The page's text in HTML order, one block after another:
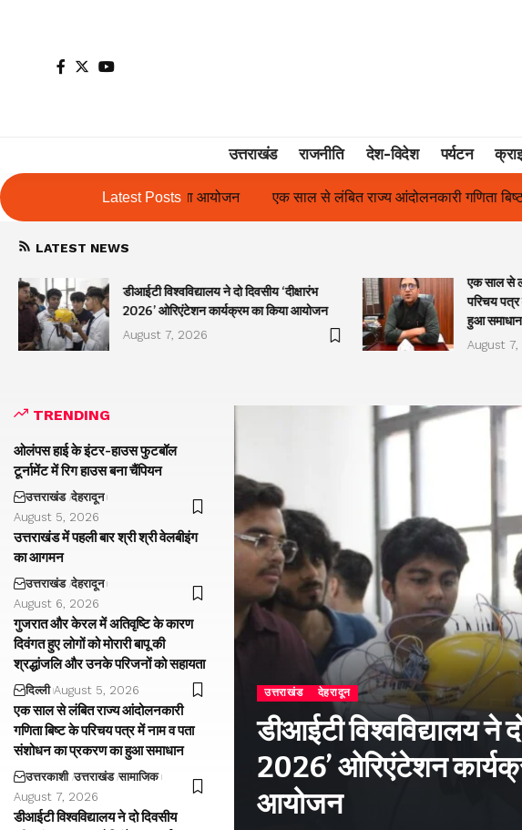
उत्तराखंड राजनीति देश-विदेश पर्यटन
Latest Posts
एक साल से लंबित राज्य आंदोलनकारी गणिता बिष्ट के परिचय पत्र में नाम व पता संशोधन
LATEST NEWS
डीआईटी विश्वविद्यालय ने दो दिवसीय ‘दीक्षारंभ
2026’ ओरिएंटेशन कार्यक्रम का किया आयोजन
August 7, 2026
एक साल से
परिचय
हुआ समाधान
August
TRENDING
ओलंपस हाई के इंटर-हाउस फुटबॉल
टूर्नामेंट में रिग हाउस बना चैंपियन
उत्तराखंड देहरादून
August 5, 2026
उत्तराखंड में पहली बार श्री श्री वेलबीइंग
का आगमन
उत्तराखंड देहरादून
August 6, 2026
गुजरात और केरल में अतिवृष्टि के कारण
दिवंगत हुए लोगों को मोरारी बापू की
श्रद्धांजलि और उनके परिजनों को सहायता
दिल्ली August 5, 2026
एक साल से लंबित राज्य आंदोलनकारी
गणिता बिष्ट के परिचय पत्र में नाम व पता
संशोधन का प्रकरण का हुआ समाधान
उत्तरकाशी उत्तराखंड सामाजिक
August 7, 2026
डीआईटी विश्वविद्यालय ने दो दिवसीय
उत्तराखंड देहरादून
डीआईटी विश्वविद्यालय ने
2026’ ओरिएंटेशन
आयोजन